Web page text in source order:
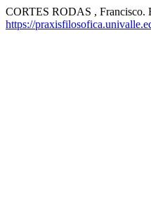
CORTES RODAS , Francisco.
https://